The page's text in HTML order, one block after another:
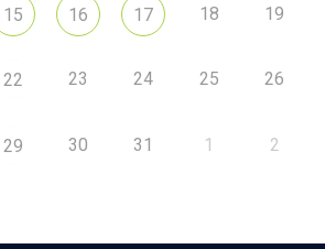
15 16 17 18 19
22 23 24 25 26
29 30 31 1 2